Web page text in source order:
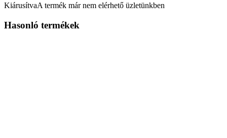
KiárusítvaA termék már nem elérhető üzletünkben
Hasonló termékek